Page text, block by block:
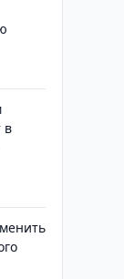
в